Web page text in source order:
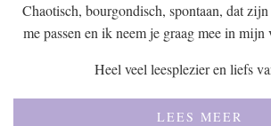
Chaotisch, bourgondisch, spontaan, dat
me passen en ik neem je graag mee in mijn
Heel veel leesplezier en liefs
LEES MEER